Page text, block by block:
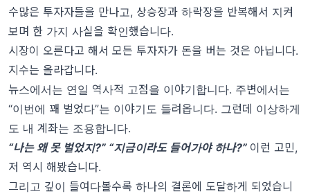
수많은 투자자들을 만나고, 상승장과 하락장을 반복해서 지켜
보며 한 가지 사실을 확인했습니다.
시장이 오른다고 해서 모든 투자자가 돈을 버는 것은 아닙니다.
지수는 올라갑니다.
뉴스에서는 연일 역사적 고점을 이야기합니다. 주변에서는
“이번에 꽤 벌었다”는 이야기도 들려옵니다. 그런데 이상하게
도 내 계좌는 조용합니다.
“나는 왜 못 벌었지?” “지금이라도 들어가야 하나?” 이런 고민,
저 역시 해봤습니다.
그리고 깊이 들여다볼수록 하나의 결론에 도달하게 되었습니